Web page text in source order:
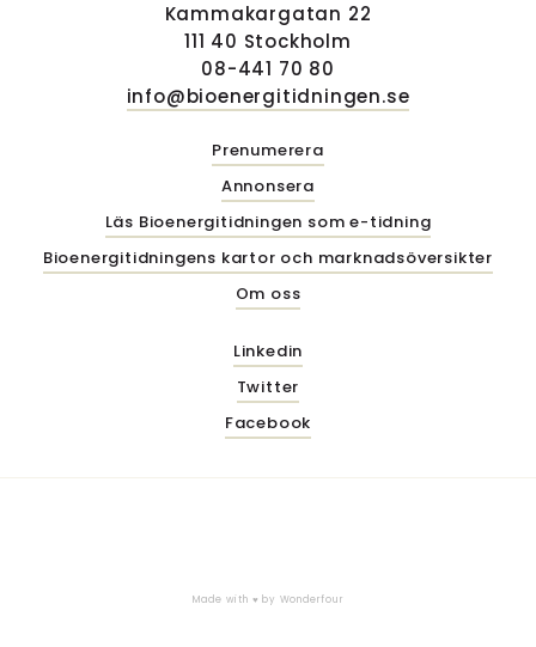
Kammakargatan 22
111 40 Stockholm
08-441 70 80
info@bioenergitidningen.se
Prenumerera
Annonsera
Läs Bioenergitidningen som e-tidning
Bioenergitidningens kartor och marknadsöversikter
Om oss
Linkedin
Twitter
Facebook
Made with ♥ by Wonderfour